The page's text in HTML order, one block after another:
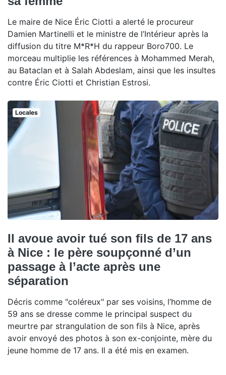
Le maire de Nice Éric Ciotti a alerté le procureur
Damien Martinelli et le ministre de l’Intérieur après la
diffusion du titre M*R*H du rappeur Boro700. Le
morceau multiplie les références à Mohammed Merah,
au Bataclan et à Salah Abdeslam, ainsi que les insultes
contre Éric Ciotti et Christian Estrosi.
Locales
Il avoue avoir tué son fils de 17 ans
à Nice : le père soupçonné d’un
passage à l’acte après une
séparation
Décris comme "coléreux" par ses voisins, l’homme de
59 ans se dresse comme le principal suspect du
meurtre par strangulation de son fils à Nice, après
avoir envoyé des photos à son ex-conjointe, mère du
jeune homme de 17 ans. Il a été mis en examen.